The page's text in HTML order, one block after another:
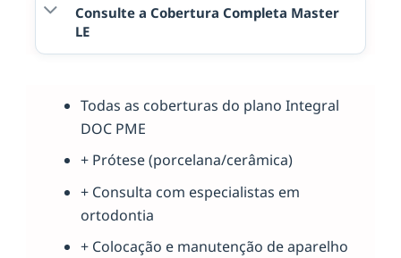
Consulte a Cobertura Completa Master
LE
Todas as coberturas do plano Integral
DOC PME
+ Prótese (porcelana/cerâmica)
+ Consulta com especialistas em
ortodontia
+ Colocação e manutenção de aparelho